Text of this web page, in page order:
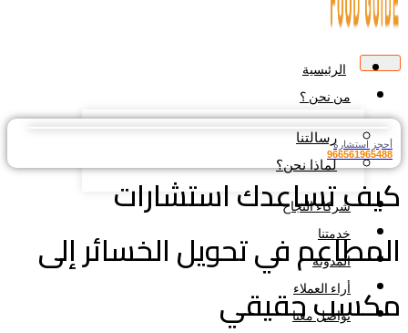
الرئيسية
من نحن ؟
رسالتنا
لماذا نحن؟
شركاء النجاح
خدمتنا
المدونة
أراء العملاء
تواصل معنا
استشارة
تساعدك استشارات
في تحويل الخسائر إلى
حقيقي